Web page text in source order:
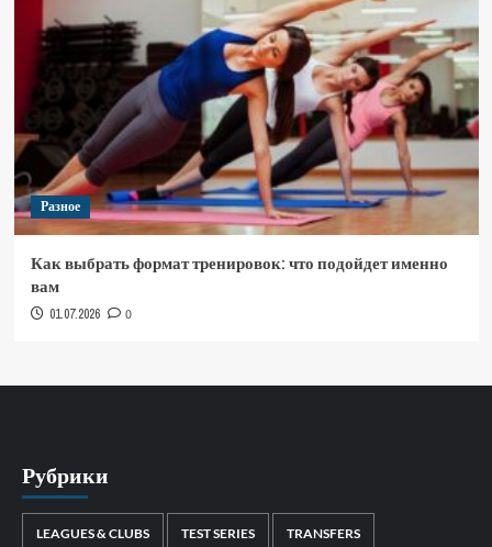
Разное
Как выбрать формат тренировок: что подойдет именно
вам
01.07.2026 0
Рубрики
LEAGUES & CLUBS TEST SERIES TRANSFERS